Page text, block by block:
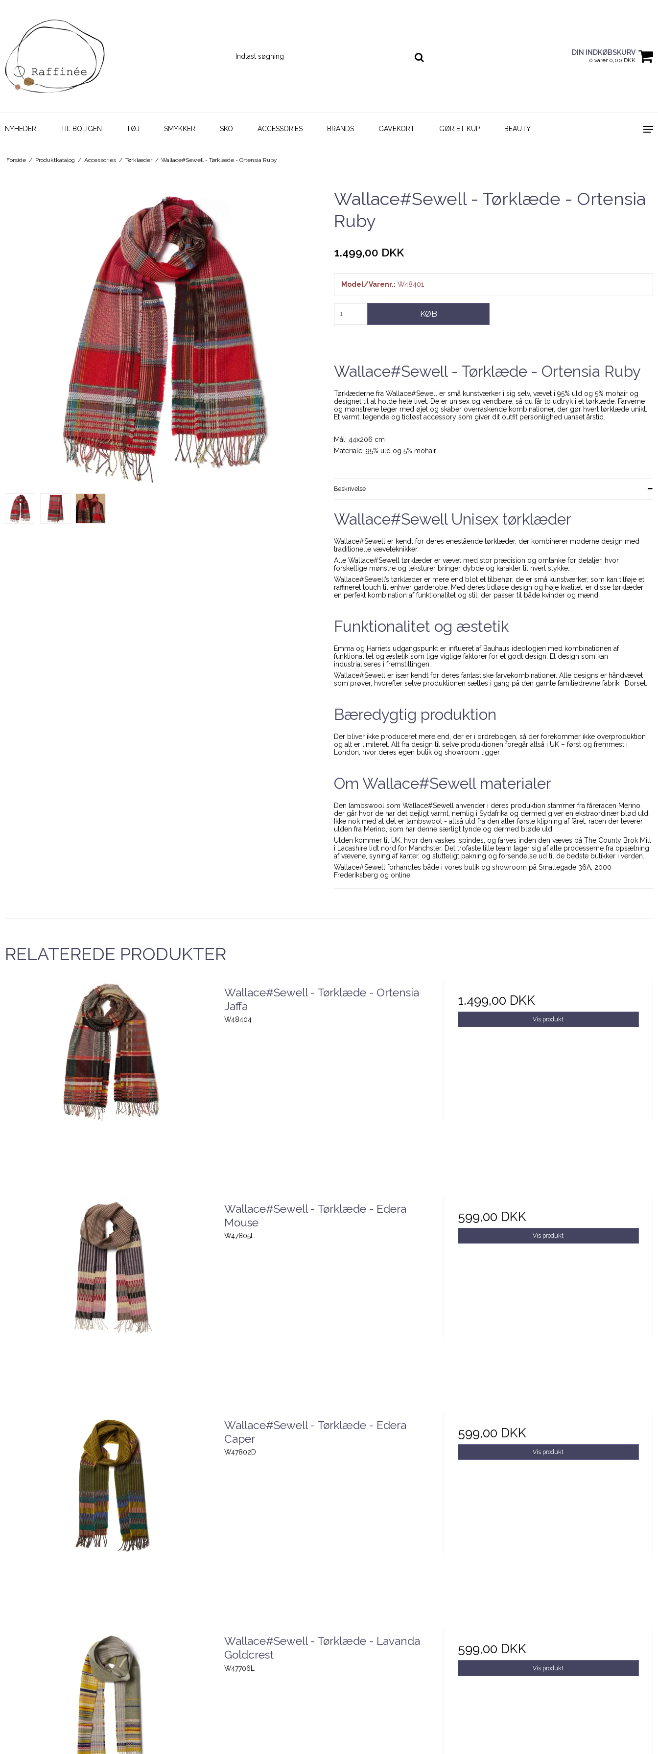
DIN INDKØBSKURV
0 varer 0,00 DKK
NYHEDER TIL BOLIGEN TØJ SMYKKER SKO ACCESSORIES BRANDS GAVEKORT GØR ET KUP BEAUTY
Forside / Produktkatalog / Accessories / Tørklæder / Wallace#Sewell - Tørklæde - Ortensia Ruby
Wallace#Sewell - Tørklæde - Ortensia
Ruby
1.499,00 DKK
Model/Varenr.: W48401
KØB
Wallace#Sewell - Tørklæde - Ortensia Ruby
Tørklæderne fra Wallace#Sewell er små kunstværker i sig selv, vævet i 95% uld og 5% mohair og
designet til at holde hele livet. De er unisex og vendbare, så du får to udtryk i et tørklæde. Farverne
og mønstrene leger med øjet og skaber overraskende kombinationer, der gør hvert tørklæde unikt.
Et varmt, legende og tidløst accessory som giver dit outfit personlighed uanset årstid.
Mål: 44x206 cm
Materiale: 95% uld og 5% mohair
Beskrivelse
Wallace#Sewell Unisex tørklæder
Wallace#Sewell er kendt for deres enestående tørklæder, der kombinerer moderne design med
traditionelle væveteknikker.
Alle Wallace#Sewell tørklæder er vævet med stor præcision og omtanke for detaljer, hvor
forskellige mønstre og teksturer bringer dybde og karakter til hvert stykke.
Wallace#Sewell’s tørklæder er mere end blot et tilbehør; de er små kunstværker, som kan tilføje et
raffineret touch til enhver garderobe. Med deres tidløse design og høje kvalitet, er disse tørklæder
en perfekt kombination af funktionalitet og stil, der passer til både kvinder og mænd.
Funktionalitet og æstetik
Emma og Harriets udgangspunkt er influeret af Bauhaus ideologien med kombinationen af
funktionalitet og æstetik som lige vigtige faktorer for et godt design. Et design som kan
industrialiseres i fremstillingen.
Wallace#Sewell er især kendt for deres fantastiske farvekombinationer. Alle designs er håndvævet
som prøver, hvorefter selve produktionen sættes i gang på den gamle familiedrevne fabrik i Dorset.
Bæredygtig produktion
Der bliver ikke produceret mere end, der er i ordrebogen, så der forekommer ikke overproduktion
og alt er limiteret. Alt fra design til selve produktionen foregår altså i UK – først og fremmest i
London, hvor deres egen butik og showroom ligger.
Om Wallace#Sewell materialer
Den lambswool som Wallace#Sewell anvender i deres produktion stammer fra fåreracen Merino,
der går hvor de har det dejligt varmt, nemlig i Sydafrika og dermed giver en ekstraordinær blød uld.
Ikke nok med at det er lambswool - altså uld fra den aller første klipning af fåret, racen der leverer
ulden fra Merino, som har denne særligt tynde og dermed bløde uld.
Ulden kommer til UK, hvor den vaskes, spindes, og farves inden den væves på The County Brok Mill
i Lacashire lidt nord for Manchster. Det trofaste lille team tager sig af alle processerne fra opsætning
af vævene, syning af kanter, og slutteligt pakning og forsendelse ud til de bedste butikker i verden.
Wallace#Sewell forhandles både i vores butik og showroom på Smallegade 36A, 2000
Frederiksberg og online.
RELATEREDE PRODUKTER
Wallace#Sewell - Tørklæde - Ortensia
Jaffa
W48404
1.499,00 DKK
Vis produkt
Wallace#Sewell - Tørklæde - Edera
Mouse
W47805L
599,00 DKK
Vis produkt
Wallace#Sewell - Tørklæde - Edera
Caper
W47802D
599,00 DKK
Vis produkt
Wallace#Sewell - Tørklæde - Lavanda
Goldcrest
W47706L
599,00 DKK
Vis produkt